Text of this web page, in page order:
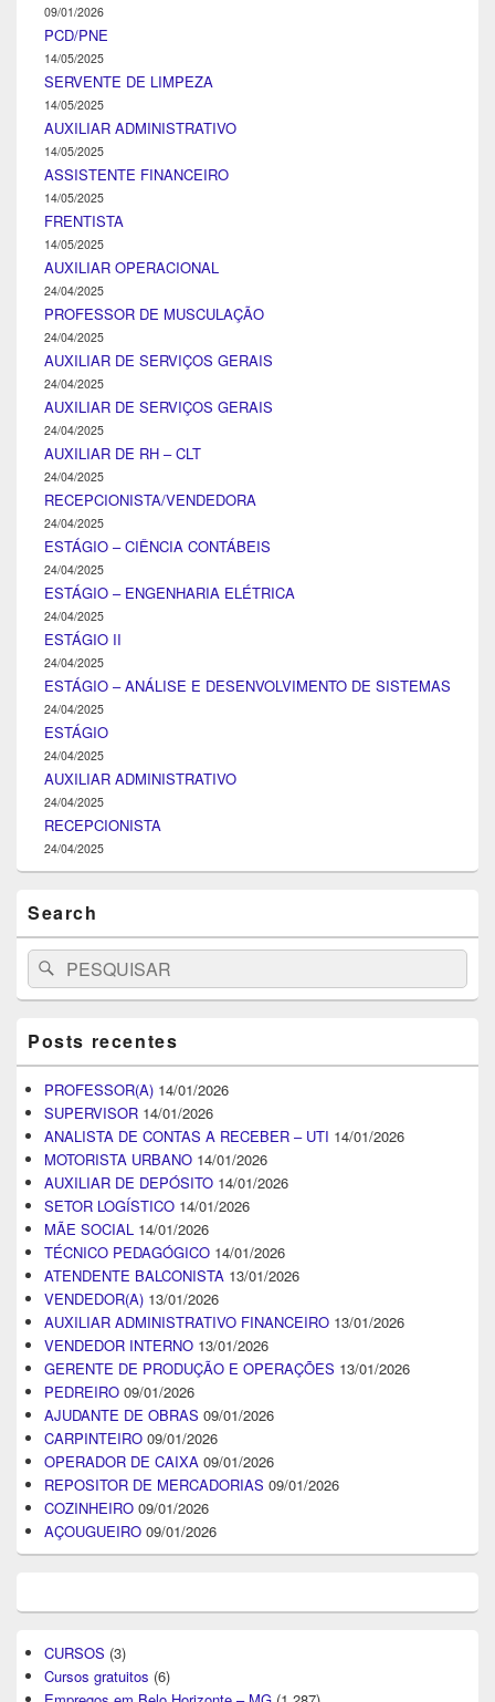
09/01/2026
PCD/PNE
14/05/2025
SERVENTE DE LIMPEZA
14/05/2025
AUXILIAR ADMINISTRATIVO
14/05/2025
ASSISTENTE FINANCEIRO
14/05/2025
FRENTISTA
14/05/2025
AUXILIAR OPERACIONAL
24/04/2025
PROFESSOR DE MUSCULAÇÃO
24/04/2025
AUXILIAR DE SERVIÇOS GERAIS
24/04/2025
AUXILIAR DE SERVIÇOS GERAIS
24/04/2025
AUXILIAR DE RH – CLT
24/04/2025
RECEPCIONISTA/VENDEDORA
24/04/2025
ESTÁGIO – CIÊNCIA CONTÁBEIS
24/04/2025
ESTÁGIO – ENGENHARIA ELÉTRICA
24/04/2025
ESTÁGIO II
24/04/2025
ESTÁGIO – ANÁLISE E DESENVOLVIMENTO DE SISTEMAS
24/04/2025
ESTÁGIO
24/04/2025
AUXILIAR ADMINISTRATIVO
24/04/2025
RECEPCIONISTA
24/04/2025
Search
Search
for:
Pesquisar
Posts recentes
PROFESSOR(A) 14/01/2026
SUPERVISOR 14/01/2026
ANALISTA DE CONTAS A RECEBER – UTI 14/01/2026
MOTORISTA URBANO 14/01/2026
AUXILIAR DE DEPÓSITO 14/01/2026
SETOR LOGÍSTICO 14/01/2026
MÃE SOCIAL 14/01/2026
TÉCNICO PEDAGÓGICO 14/01/2026
ATENDENTE BALCONISTA 13/01/2026
VENDEDOR(A) 13/01/2026
AUXILIAR ADMINISTRATIVO FINANCEIRO 13/01/2026
VENDEDOR INTERNO 13/01/2026
GERENTE DE PRODUÇÃO E OPERAÇÕES 13/01/2026
PEDREIRO 09/01/2026
AJUDANTE DE OBRAS 09/01/2026
CARPINTEIRO 09/01/2026
OPERADOR DE CAIXA 09/01/2026
REPOSITOR DE MERCADORIAS 09/01/2026
COZINHEIRO 09/01/2026
AÇOUGUEIRO 09/01/2026
CURSOS (3)
Cursos gratuitos (6)